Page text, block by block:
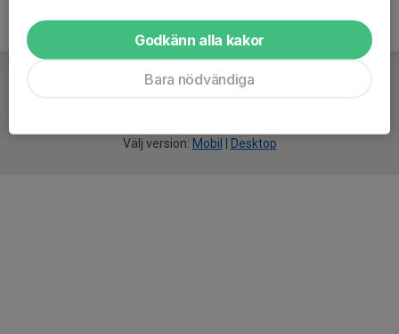
Välj version: Mobil Desktop
Godkänn alla kakor
Bara nödvändiga